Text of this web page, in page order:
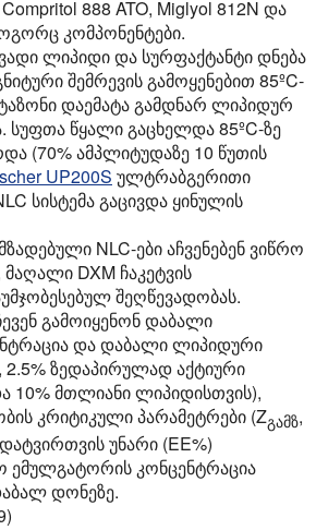
888 ATO, Miglyol 812N და
კომპონენტები.
ლიპიდი და სურფაქტანტი დნება
შემრევის გამოყენებით 85ºC-
დაემატა გამდნარ ლიპიდურ
სუფთა წყალი გაცხელდა 85ºC-ზე
(70% ამპლიტუდაზე 10 წუთის
UP200S ულტრაბგერითი
სისტემა გაცივდა ყინულის
NLC-ები აჩვენებენ ვიწრო
DXM ჩაკეტვის
შეღწევადობას.
გამოიყენონ დაბალი
და დაბალი ლიპიდური
2.5% ზედაპირულად აქტიური
10% მთლიანი ლიპიდისთვის),
კრიტიკული პარამეტრები (Zგამზ,
უნარი (EE%)
ემულგატორის კონცენტრაცია
დონეზე.